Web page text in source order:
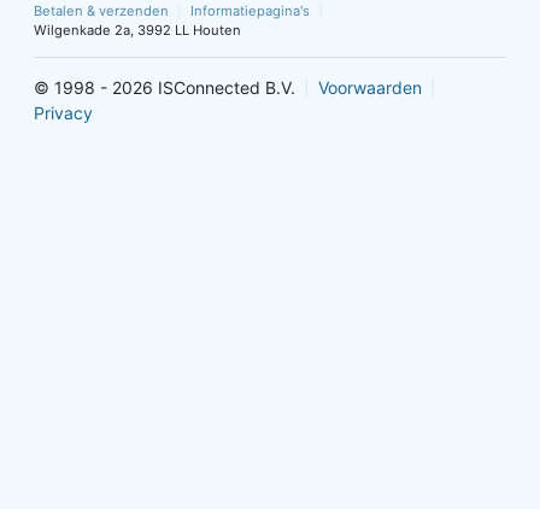
Betalen & verzenden
Informatiepagina's
Wilgenkade 2a, 3992 LL Houten
© 1998 - 2026 ISConnected B.V.
Voorwaarden
Privacy